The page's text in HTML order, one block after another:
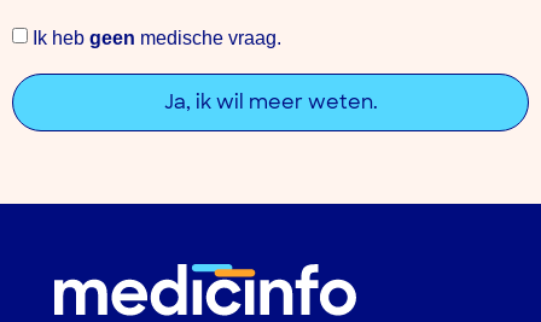
Ik heb geen medische vraag.
Ja, ik wil meer weten.